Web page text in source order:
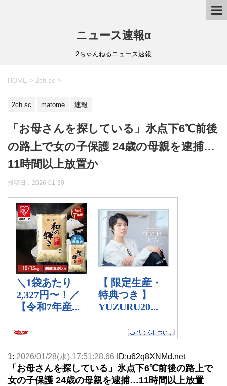
ニュース速報α
2ちゃんねるニュース速報
HOME > 2ch.sc >
2ch.sc matome 速報
「お母さんを探している」氷点下6℃前後
の路上で女の子保護 24歳の母親を逮捕…
11時間以上放置か
投稿日： 2026-01-30
1: 2026/01/28(水) 17:51:28.66 ID:u62q8XNMd.net
「お母さんを探している」氷点下6℃前後の路上で
女の子保護 24歳の母親を逮捕…11時間以上放置